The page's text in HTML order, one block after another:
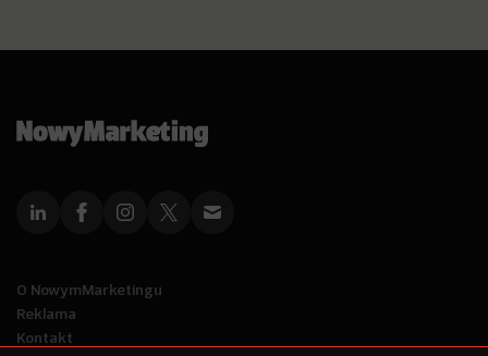
O NowymMarketingu
Reklama
Kontakt